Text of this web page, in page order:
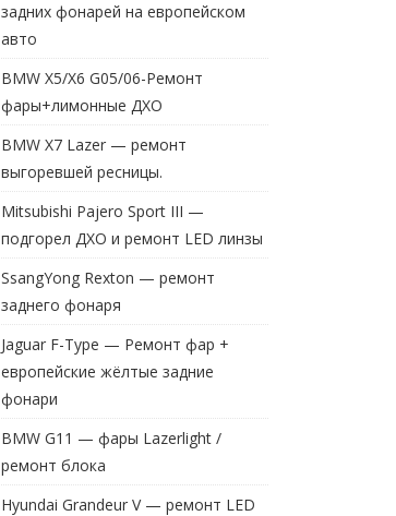
задних фонарей на европейском
авто
BMW X5/X6 G05/06-Ремонт
фары+лимонные ДХО
BMW X7 Lazer — ремонт
выгоревшей ресницы.
Mitsubishi Pajero Sport III —
подгорел ДХО и ремонт LED линзы
SsangYong Rexton — ремонт
заднего фонаря
Jaguar F-Type — Ремонт фар +
европейские жёлтые задние
фонари
BMW G11 — фары Lazerlight /
ремонт блока
Hyundai Grandeur V — ремонт LED